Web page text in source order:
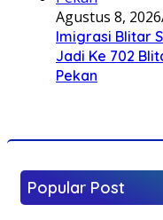
Agustus 8, 2026
Imigrasi Blitar
Jadi Ke 702
Pekan
Popular Post